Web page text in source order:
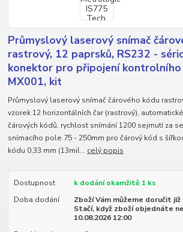
Průmyslový laserový snímač
rastrový, 12 paprsků, RS232 -
konektor pro připojení kontrolního
MX001, kit
Průmyslový laserový snímač čárového kódu
vzorek 12 horizontálních čar (rastrový),
čárových kódů, rychlost snímání 1200 sejmutí za
snímacího pole 75 - 250mm pro čárový kód s
kódu 0,33 mm (13mil... celý popis
Dostupnost
k dodání okamžitě 1 ks
Doba dodání
Zboží Vám můžeme doručit již
Stačí, když zboží objednáte
10.08.2026 12:00